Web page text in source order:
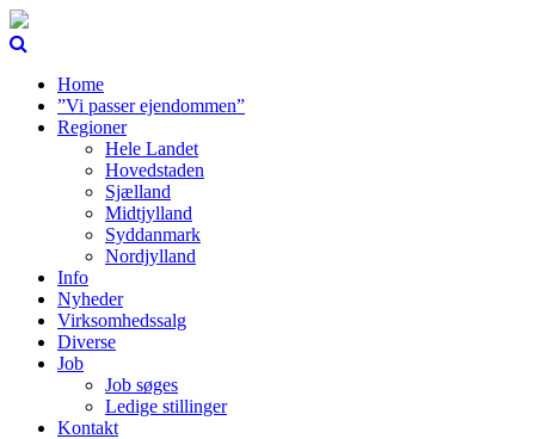
Home
”Vi passer ejendommen”
Regioner
Hele Landet
Hovedstaden
Sjælland
Midtjylland
Syddanmark
Nordjylland
Info
Nyheder
Virksomhedssalg
Diverse
Job
Job søges
Ledige stillinger
Kontakt